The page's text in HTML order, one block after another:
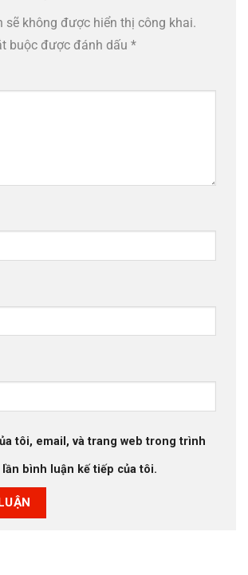
sẽ không được hiển thị công khai.
buộc được đánh dấu *
tôi, email, và trang web trong trình
bình luận kế tiếp của tôi.